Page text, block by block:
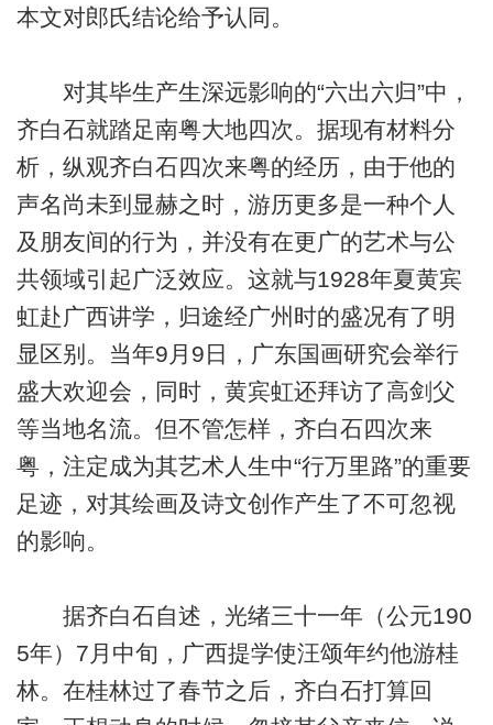
本文对郎氏结论给予认同。
对其毕生产生深远影响的“六出六归”中，
齐白石就踏足南粤大地四次。据现有材料分
析，纵观齐白石四次来粤的经历，由于他的
声名尚未到显赫之时，游历更多是一种个人
及朋友间的行为，并没有在更广的艺术与公
共领域引起广泛效应。这就与1928年夏黄宾
虹赴广西讲学，归途经广州时的盛况有了明
显区别。当年9月9日，广东国画研究会举行
盛大欢迎会，同时，黄宾虹还拜访了高剑父
等当地名流。但不管怎样，齐白石四次来
粤，注定成为其艺术人生中“行万里路”的重要
足迹，对其绘画及诗文创作产生了不可忽视
的影响。
据齐白石自述，光绪三十一年（公元190
5年）7月中旬，广西提学使汪颂年约他游桂
林。在桂林过了春节之后，齐白石打算回